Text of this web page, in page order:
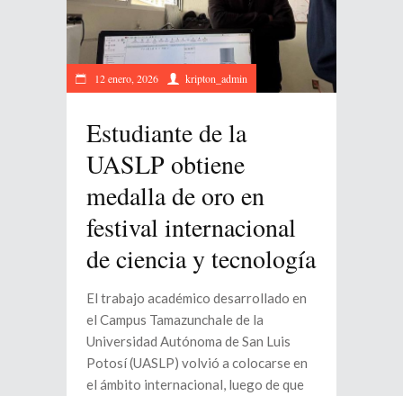
12 enero, 2026 kripton_admin
Estudiante de la
UASLP obtiene
medalla de oro en
festival internacional
de ciencia y tecnología
El trabajo académico desarrollado en
el Campus Tamazunchale de la
Universidad Autónoma de San Luis
Potosí (UASLP) volvió a colocarse en
el ámbito internacional, luego de que